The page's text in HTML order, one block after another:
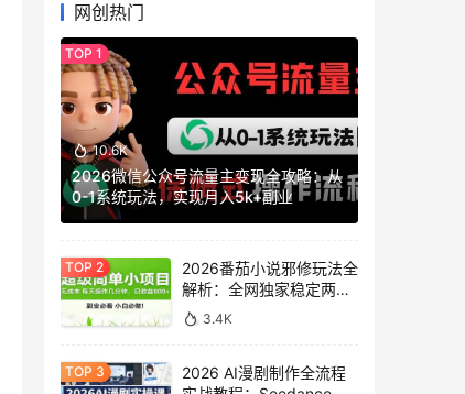
网创热门
10.6K
2026微信公众号流量主变现全攻略：从
0-1系统玩法，实现月入5k+副业
2026番茄小说邪修玩法全
解析：全网独家稳定两年
老项目，助你日赚
500+稿费收益
3.4K
2026 AI漫剧制作全流程